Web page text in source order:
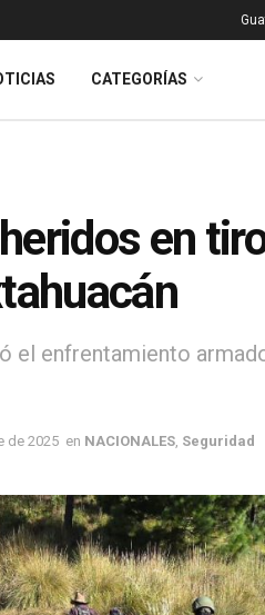
CATEGORÍAS
en
el enfrentamiento
de 2025 en NACIONALES Seguridad